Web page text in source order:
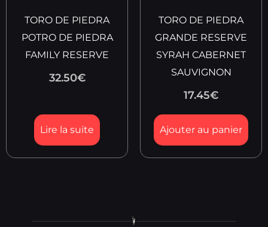
TORO DE PIEDRA
POTRO DE PIEDRA
FAMILY RESERVE
32.50€
Lire la suite
TORO DE PIEDRA
GRANDE RESERVE
SYRAH CABERNET
SAUVIGNON
17.45€
Ajouter au panier